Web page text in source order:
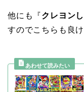
他にも『クレヨン
すのでこちらも良